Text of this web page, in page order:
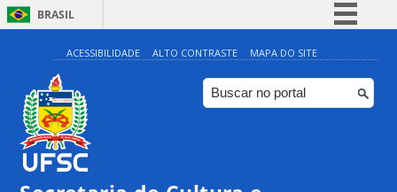
BRASIL
Simplifique!
Comunica BR
Participe
ACESSIBILIDADE ALTO CONTRASTE MAPA DO SITE
0:00